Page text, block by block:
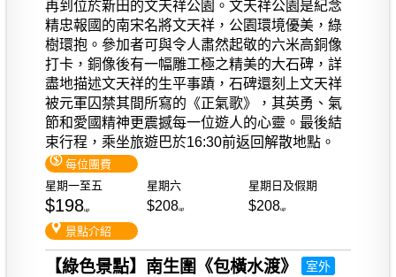
再到位於新田的文天祥公園。文天祥公園是紀念
精忠報國的南宋名將文天祥，公園環境優美，綠
樹環抱。參加者可與令人肅然起敬的六米高銅像
打卡，銅像後有一幅雕工極之精美的大石碑，詳
盡地描述文天祥的生平事蹟，石碑還刻上文天祥
被元軍囚禁其間所寫的《正氣歌》，其英勇、氣
節和愛國精神更震撼每一位遊人的心靈。最後結
束行程，乘坐旅遊巴於16:30前返回解散地點。
每位團費
星期一至五
星期六 星期日及假期
$198up $208up $208up
景點介紹
【綠色景點】南生圍《包橫水渡》 室外